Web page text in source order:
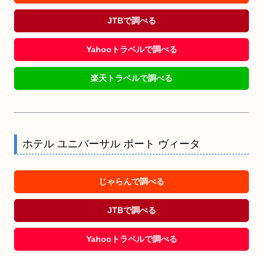
JTBで調べる
Yahooトラベルで調べる
楽天トラベルで調べる
ホテル ユニバーサル ポート ヴィータ
じゃらんで調べる
JTBで調べる
Yahooトラベルで調べる